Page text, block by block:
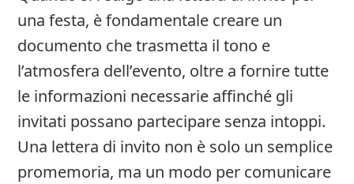
una festa, è fondamentale creare un
documento che trasmetta il tono e
l’atmosfera dell’evento, oltre a fornire tutte
le informazioni necessarie affinché gli
invitati possano partecipare senza intoppi.
Una lettera di invito non è solo un semplice
promemoria, ma un modo per comunicare